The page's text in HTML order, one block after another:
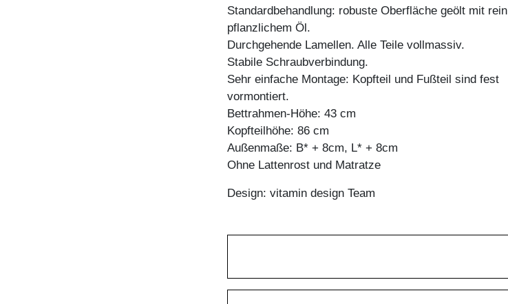
Standardbehandlung: robuste Oberfläche geölt mit rein
pflanzlichem Öl.
Durchgehende Lamellen. Alle Teile vollmassiv.
Stabile Schraubverbindung.
Sehr einfache Montage: Kopfteil und Fußteil sind fest
vormontiert.
Bettrahmen-Höhe: 43 cm
Kopfteilhöhe: 86 cm
Außenmaße: B* + 8cm, L* + 8cm
Ohne Lattenrost und Matratze
Design: vitamin design Team